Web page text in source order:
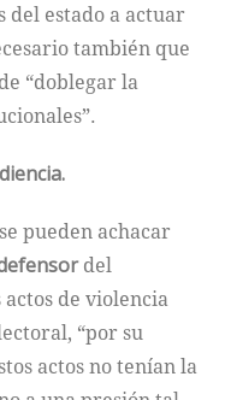
del estado a actuar
también que
“doblegar la
pueden achacar
del
de violencia
“por su
actos no tenían la